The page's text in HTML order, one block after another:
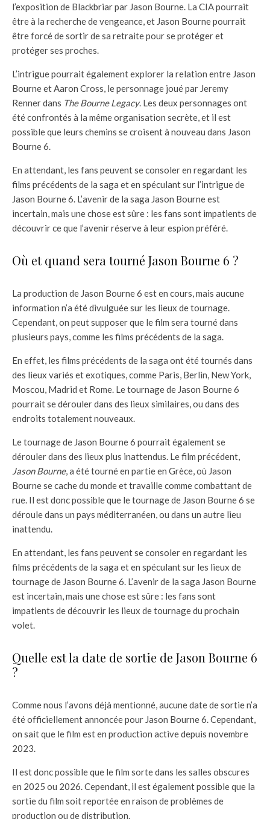
l’exposition de Blackbriar par Jason Bourne. La CIA pourrait
être à la recherche de vengeance, et Jason Bourne pourrait
être forcé de sortir de sa retraite pour se protéger et
protéger ses proches.
L’intrigue pourrait également explorer la relation entre Jason
Bourne et Aaron Cross, le personnage joué par Jeremy
Renner dans The Bourne Legacy. Les deux personnages ont
été confrontés à la même organisation secrète, et il est
possible que leurs chemins se croisent à nouveau dans Jason
Bourne 6.
En attendant, les fans peuvent se consoler en regardant les
films précédents de la saga et en spéculant sur l’intrigue de
Jason Bourne 6. L’avenir de la saga Jason Bourne est
incertain, mais une chose est sûre : les fans sont impatients de
découvrir ce que l’avenir réserve à leur espion préféré.
Où et quand sera tourné Jason Bourne 6 ?
La production de Jason Bourne 6 est en cours, mais aucune
information n’a été divulguée sur les lieux de tournage.
Cependant, on peut supposer que le film sera tourné dans
plusieurs pays, comme les films précédents de la saga.
En effet, les films précédents de la saga ont été tournés dans
des lieux variés et exotiques, comme Paris, Berlin, New York,
Moscou, Madrid et Rome. Le tournage de Jason Bourne 6
pourrait se dérouler dans des lieux similaires, ou dans des
endroits totalement nouveaux.
Le tournage de Jason Bourne 6 pourrait également se
dérouler dans des lieux plus inattendus. Le film précédent,
Jason Bourne, a été tourné en partie en Grèce, où Jason
Bourne se cache du monde et travaille comme combattant de
rue. Il est donc possible que le tournage de Jason Bourne 6 se
déroule dans un pays méditerranéen, ou dans un autre lieu
inattendu.
En attendant, les fans peuvent se consoler en regardant les
films précédents de la saga et en spéculant sur les lieux de
tournage de Jason Bourne 6. L’avenir de la saga Jason Bourne
est incertain, mais une chose est sûre : les fans sont
impatients de découvrir les lieux de tournage du prochain
volet.
Quelle est la date de sortie de Jason Bourne 6
?
Comme nous l’avons déjà mentionné, aucune date de sortie n’a
été officiellement annoncée pour Jason Bourne 6. Cependant,
on sait que le film est en production active depuis novembre
2023.
Il est donc possible que le film sorte dans les salles obscures
en 2025 ou 2026. Cependant, il est également possible que la
sortie du film soit reportée en raison de problèmes de
production ou de distribution.